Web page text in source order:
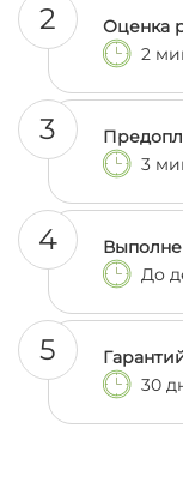
2
Оценка
2
3
3
4
До
5
30